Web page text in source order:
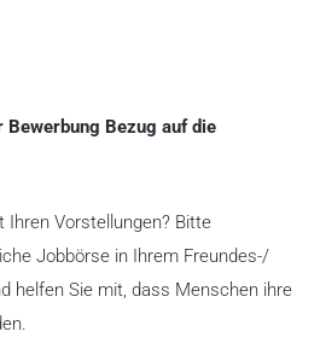
Bewerbung Bezug auf die
Ihren Vorstellungen? Bitte
Jobbörse in Ihrem Freundes-/
helfen Sie mit, dass Menschen ihre